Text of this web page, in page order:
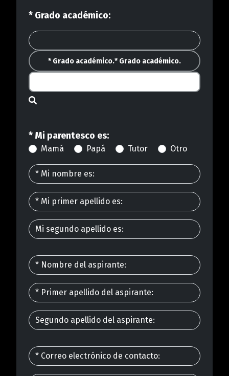
* Grado académico:
* Grado académico.* Grado académico.
* Mi parentesco es:
Mamá Papá Tutor Otro